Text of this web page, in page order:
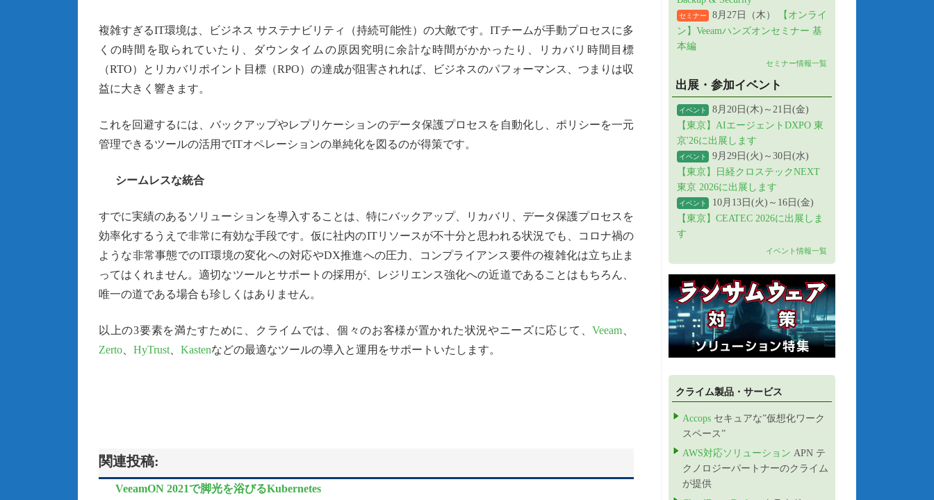
複雑すぎるIT環境は、ビジネス サステナビリティ（持続可能性）の大敵です。ITチームが手動プロセスに多
くの時間を取られていたり、ダウンタイムの原因究明に余計な時間がかかったり、リカバリ時間目標
（RTO）とリカバリポイント目標（RPO）の達成が阻害されれば、ビジネスのパフォーマンス、つまりは収
益に大きく響きます。
これを回避するには、バックアップやレプリケーションのデータ保護プロセスを自動化し、ポリシーを一元
管理できるツールの活用でITオペレーションの単純化を図るのが得策です。
シームレスな統合
すでに実績のあるソリューションを導入することは、特にバックアップ、リカバリ、データ保護プロセスを
効率化するうえで非常に有効な手段です。仮に社内のITリソースが不十分と思われる状況でも、コロナ禍の
ような非常事態でのIT環境の変化への対応やDX推進への圧力、コンプライアンス要件の複雑化は立ち止ま
ってはくれません。適切なツールとサポートの採用が、レジリエンス強化への近道であることはもちろん、
唯一の道である場合も珍しくはありません。
以上の3要素を満たすために、クライムでは、個々のお客様が置かれた状況やニーズに応じて、Veeam
Zerto
HyTrust Kastenなどの最適なツールの導入と運用をサポートいたします。
関連投稿:
VeeamON 2021で脚光を浴びるKubernetes
セミナー 8月27日（木）
【オンライ
ン】Veeamハンズオンセミナー 基
本編
セミナー情報一覧
出展・参加イベント
イベント
8月20日(木)～21日(金)
【東京】AIエージェントDXPO 東
京'26に出展します
イベント
9月29日(火)～30日(水)
【東京】日経クロステックNEXT
東京 2026に出展します
イベント
10月13日(火)～16日(金)
【東京】CEATEC 2026に出展しま
す
イベント情報一覧
クライム製品・サービス
Accops セキュアな”仮想化ワーク
スペース”
AWS対応ソリューション APN テ
クノロジーパートナーのクライム
が提供